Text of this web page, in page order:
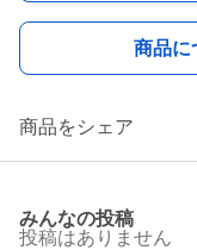
商品に
商品をシェア
みんなの投稿
投稿はありません